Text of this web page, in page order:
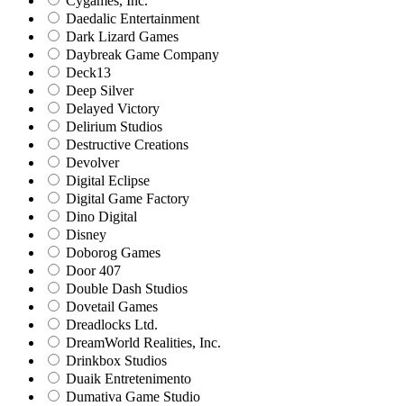
Daedalic Entertainment
Dark Lizard Games
Daybreak Game Company
Deck13
Deep Silver
Delayed Victory
Delirium Studios
Destructive Creations
Devolver
Digital Eclipse
Digital Game Factory
Dino Digital
Disney
Doborog Games
Door 407
Double Dash Studios
Dovetail Games
Dreadlocks Ltd.
DreamWorld Realities, Inc.
Drinkbox Studios
Duaik Entretenimento
Dumativa Game Studio